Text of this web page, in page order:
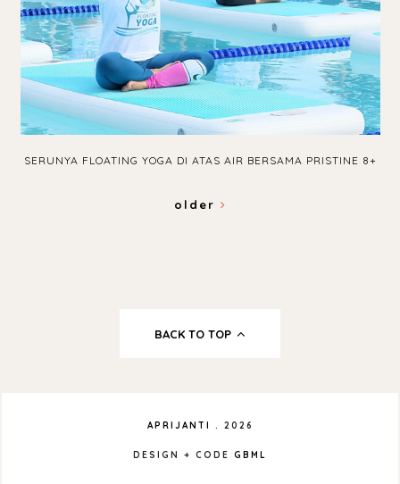
SERUNYA FLOATING YOGA DI ATAS AIR BERSAMA PRISTINE 8+
older
BACK TO TOP
APRIJANTI . 2026
DESIGN + CODE GBML